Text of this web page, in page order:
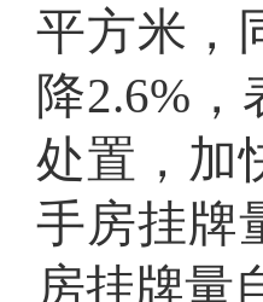
平方米，
降2.6%
处置，加
手房挂牌
房挂牌量